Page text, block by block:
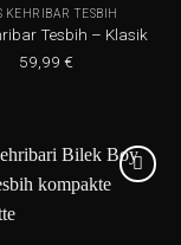
KEHRIBAR TESBIH
Tesbih – Klasik
59,99 €